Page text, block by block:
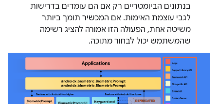
בנתונים הביומטריים רק אם הם עומדים בדרישות
לגבי עוצמת האימות. אם המכשיר תומך ביותר
משיטה אחת, הפעולה הזו אמורה להציג רשימה
שהמשתמש יכול לבחור מתוכה.